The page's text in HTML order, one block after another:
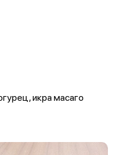
икра масаго